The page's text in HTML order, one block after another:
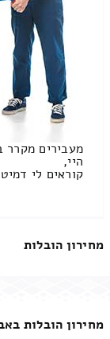
מעבירים מקרר
היי,
קוראים לי
מחירון הובלות
מחירון הובלות